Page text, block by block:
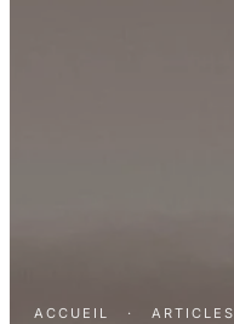
ACCUEIL · ARTICLES